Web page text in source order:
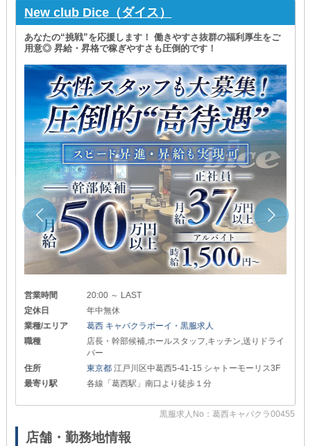
New club Dice（ダイス）
あなたの“挑戦”を応援します！ 働きやすさ抜群の福利厚生をご
用意◎ 昇給・昇格で稼ぎやすさも圧倒的です！
営業時間
20:00 ～ LAST
定休日
年中無休
業種/エリア
葛西 キャバクラボーイ・黒服求人
職種
店長・幹部候補,ホールスタッフ,キッチン,送りドライ
バー
住所
東京都 江戸川区中葛西5-41-15 シャトーモーリス3F
最寄り駅
各線「葛西駅」南口より徒歩１分
黒服求人No：葛西キャバクラ00455
店舗・勤務地情報